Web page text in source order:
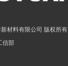
材料有限公司 版权所有
信部